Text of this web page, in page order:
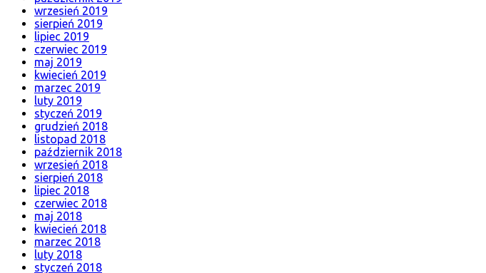
wrzesień 2019
sierpień 2019
lipiec 2019
czerwiec 2019
maj 2019
kwiecień 2019
marzec 2019
luty 2019
styczeń 2019
grudzień 2018
listopad 2018
październik 2018
wrzesień 2018
sierpień 2018
lipiec 2018
czerwiec 2018
maj 2018
kwiecień 2018
marzec 2018
luty 2018
styczeń 2018